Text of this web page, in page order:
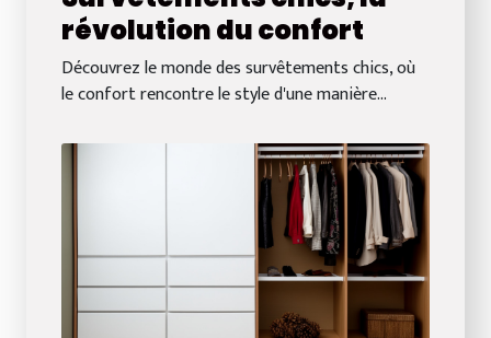
révolution du confort
Découvrez le monde des survêtements chics, où
le confort rencontre le style d'une manière...